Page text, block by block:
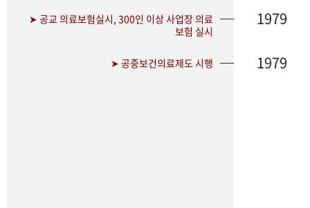
➤ 공교 의료보험실시, 300인 이상 사업장 의료
보험 실시
1979
➤ 공중보건의료제도 시행 1979